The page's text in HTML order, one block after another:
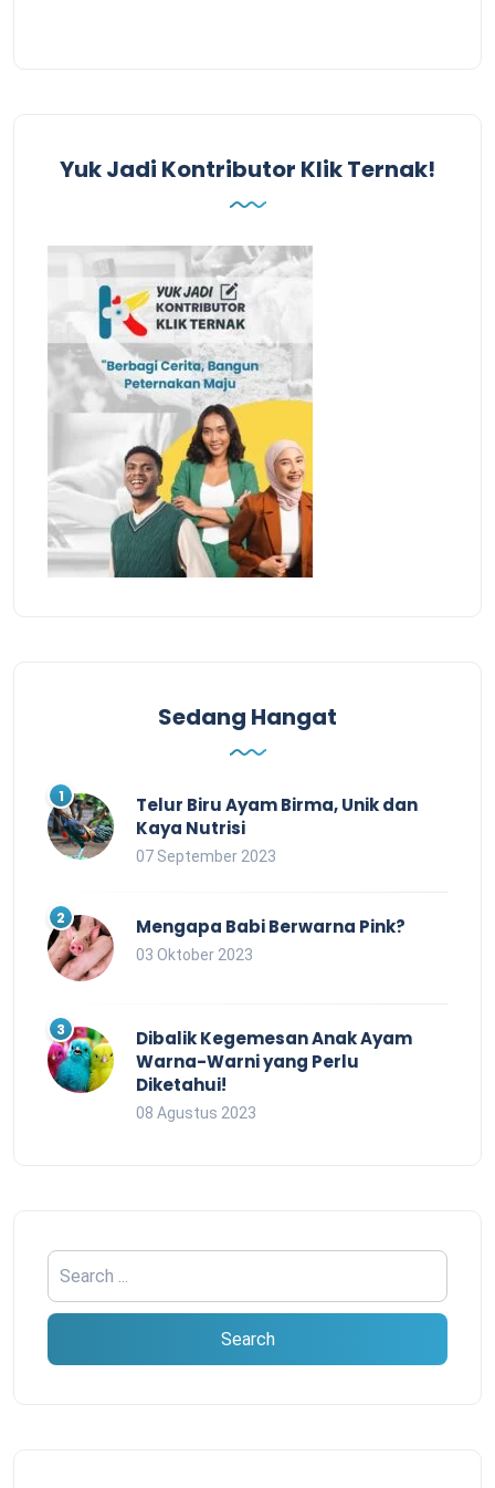
Yuk Jadi Kontributor Klik Ternak!
Sedang Hangat
Telur Biru Ayam Birma, Unik dan
Kaya Nutrisi
07 September 2023
Mengapa Babi Berwarna Pink?
03 Oktober 2023
Dibalik Kegemesan Anak Ayam
Warna-Warni yang Perlu
Diketahui!
08 Agustus 2023